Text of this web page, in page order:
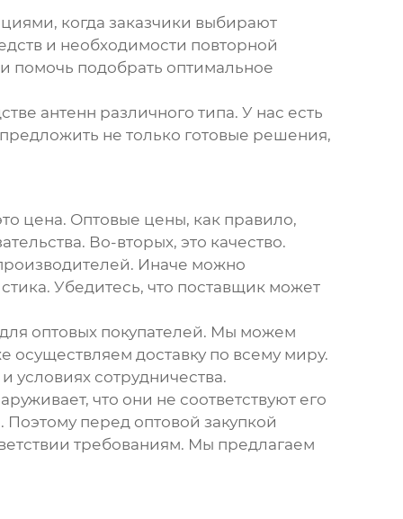
когда заказчики выбирают
и необходимости повторной
помочь подобрать оптимальное
антенн различного типа. У нас есть
не только готовые решения,
цена. Оптовые цены, как правило,
Во-вторых, это качество.
Иначе можно
Убедитесь, что поставщик может
оптовых покупателей. Мы можем
доставку по всему миру.
сотрудничества.
что они не соответствуют его
перед оптовой закупкой
требованиям. Мы предлагаем